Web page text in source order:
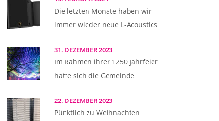
Die letzten Monate haben wir
immer wieder neue L-Acoustics
31. DEZEMBER 2023
Im Rahmen ihrer 1250 Jahrfeier
hatte sich die Gemeinde
22. DEZEMBER 2023
Pünktlich zu Weihnachten